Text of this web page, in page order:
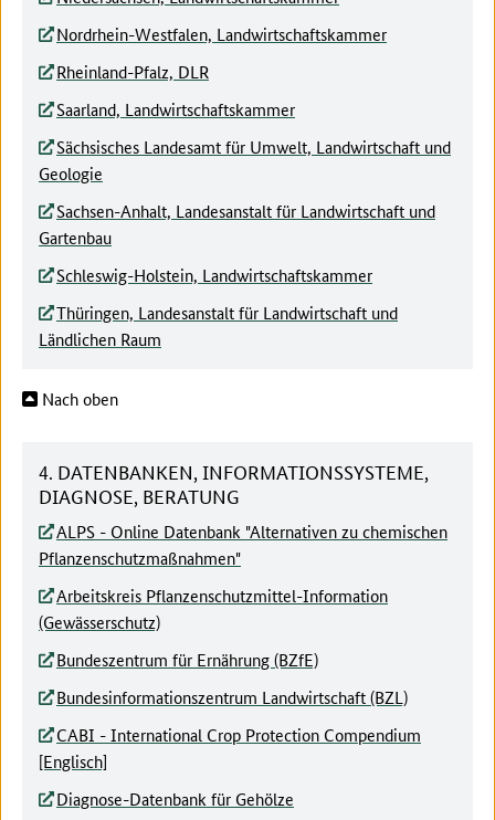
Nordrhein-Westfalen, Landwirtschaftskammer
Rheinland-Pfalz, DLR
Saarland, Landwirtschaftskammer
Sächsisches Landesamt für Umwelt, Landwirtschaft und
Geologie
Sachsen-Anhalt, Landesanstalt für Landwirtschaft und
Gartenbau
Schleswig-Holstein, Landwirtschaftskammer
Thüringen, Landesanstalt für Landwirtschaft und
Ländlichen Raum
Nach oben
4. DATENBANKEN, INFORMATIONSSYSTEME,
DIAGNOSE, BERATUNG
ALPS - Online Datenbank "Alternativen zu chemischen
Pflanzenschutzmaßnahmen"
Arbeitskreis Pflanzenschutzmittel-Information
(Gewässerschutz)
Bundeszentrum für Ernährung (BZfE)
Bundesinformationszentrum Landwirtschaft (BZL)
CABI - International Crop Protection Compendium
[Englisch]
Diagnose-Datenbank für Gehölze